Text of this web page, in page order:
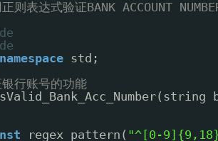
则表达式验证BANK ACCOUNT
namespace std;
行账号的功能
regex pattern( "^[0-